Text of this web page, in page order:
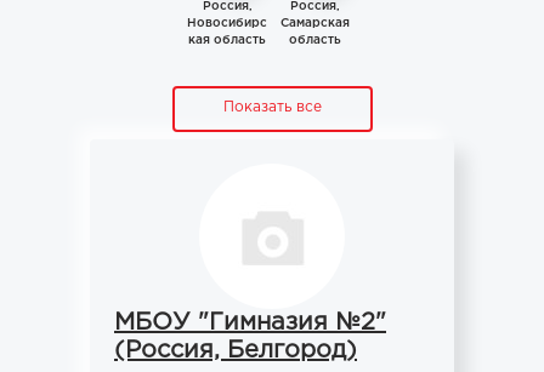
Россия,
Новосибирс
кая область
Россия,
Самарская
область
Показать все
МБОУ "Гимназия №2"
(Россия, Белгород)